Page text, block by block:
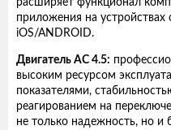
расширяет функционал
приложения на
iOS/ANDROID.
Двигатель AC 4.5:
высоким ресурсом
показателями,
реагированием на
не только надежность, но и